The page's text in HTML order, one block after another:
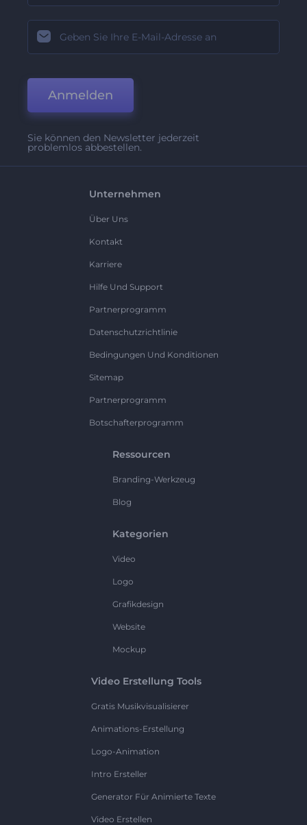
Anmelden
Sie können den Newsletter jederzeit
problemlos abbestellen.
Unternehmen
Über Uns
Kontakt
Karriere
Hilfe Und Support
Partnerprogramm
Datenschutzrichtlinie
Bedingungen Und Konditionen
Sitemap
Partnerprogramm
Botschafterprogramm
Ressourcen
Branding-Werkzeug
Blog
Kategorien
Video
Logo
Grafikdesign
Website
Mockup
Video Erstellung Tools
Gratis Musikvisualisierer
Animations-Erstellung
Logo-Animation
Intro Ersteller
Generator Für Animierte Texte
Video Erstellen